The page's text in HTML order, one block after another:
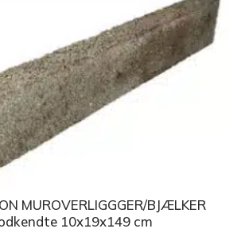
MUROVERLIGGGER/BJÆLKER
10x19x149 cm